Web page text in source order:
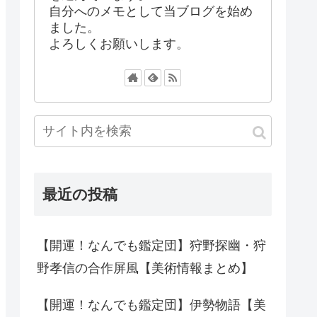
自分へのメモとして当ブログを始め
ました。
よろしくお願いします。
最近の投稿
【開運！なんでも鑑定団】狩野探幽・狩
野孝信の合作屏風【美術情報まとめ】
【開運！なんでも鑑定団】伊勢物語【美